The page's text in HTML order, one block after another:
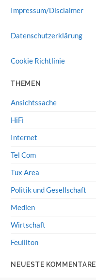
Impressum/Disclaimer
Datenschutzerklärung
Cookie Richtlinie
THEMEN
Ansichtssache
HiFi
Internet
Tel Com
Tux Area
Politik und Gesellschaft
Medien
Wirtschaft
Feuillton
NEUESTE KOMMENTARE